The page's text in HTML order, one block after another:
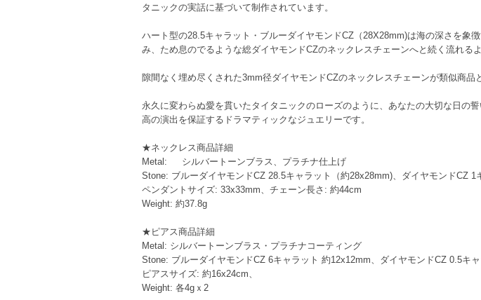
タニックの実話に基づいて制作されています。
ハート型の28.5キャラット・ブルーダイヤモンドCZ（28X28mm)は海の深さを象
み、ため息のでるような総ダイヤモンドCZのネックレスチェーンへと続く流れる
隙間なく埋め尽くされた3mm径ダイヤモンドCZのネックレスチェーンが類似商
永久に変わらぬ愛を貫いたタイタニックのローズのように、あなたの大切な日の
高の演出を保証するドラマティックなジュエリーです。
★ネックレス商品詳細
Metal: シルバートーンブラス、プラチナ仕上げ
Stone: ブルーダイヤモンドCZ 28.5キャラット（約28x28mm)、ダイヤモンドCZ 1
ペンダントサイズ: 33x33mm、チェーン長さ: 約44cm
Weight: 約37.8g
★ピアス商品詳細
Metal: シルバートーンブラス・プラチナコーティング
Stone: ブルーダイヤモンドCZ 6キャラット 約12x12mm、ダイヤモンドCZ 0.5キ
ピアスサイズ: 約16x24cm、
Weight: 各4gｘ2